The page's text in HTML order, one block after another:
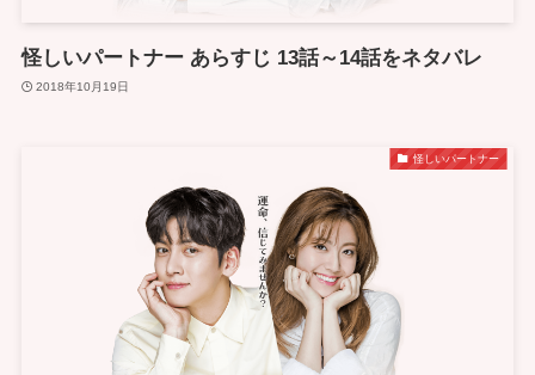
怪しいパートナー あらすじ 13話～14話をネタバレ
2018年10月19日
怪しいパートナー